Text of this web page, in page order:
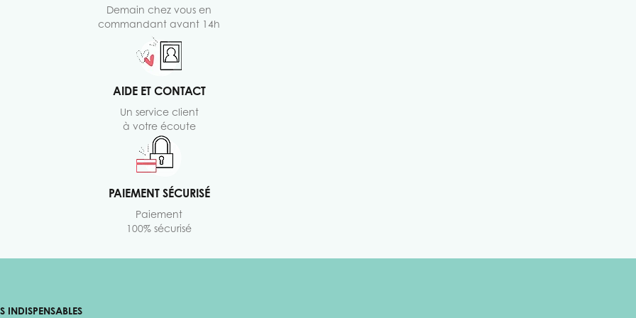
Demain chez vous en
commandant avant 14h
AIDE ET CONTACT
Un service client
à votre écoute
PAIEMENT SÉCURISÉ
Paiement
100% sécurisé
INDISPENSABLES